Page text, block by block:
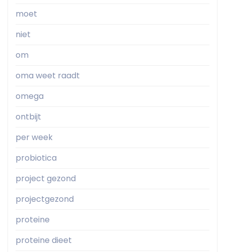
moet
niet
om
oma weet raadt
omega
ontbijt
per week
probiotica
project gezond
projectgezond
proteine
proteine dieet